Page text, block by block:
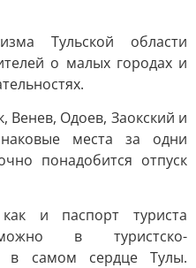
Тульской области
о малых городах и
Венев, Одоев, Заокский и
места за одни
понадобится отпуск
и паспорт туриста
в туристско-
в самом сердце Тулы.